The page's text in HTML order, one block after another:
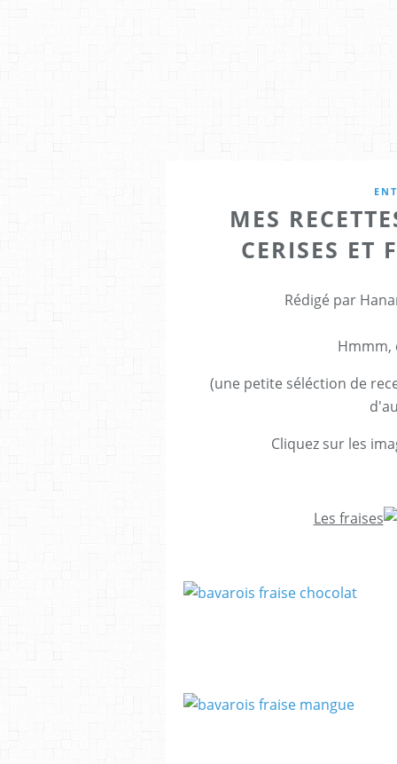
MES
CERISES ET
Rédigé par
Hmmm,
(une petite séléction de
Cliquez sur les
Les fraises